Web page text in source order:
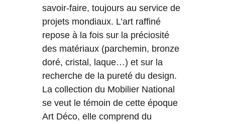
savoir-faire, toujours au service de
projets mondiaux. L’art raffiné
repose à la fois sur la préciosité
des matériaux (parchemin, bronze
doré, cristal, laque…) et sur la
recherche de la pureté du design.
La collection du Mobilier National
se veut le témoin de cette époque
Art Déco, elle comprend du